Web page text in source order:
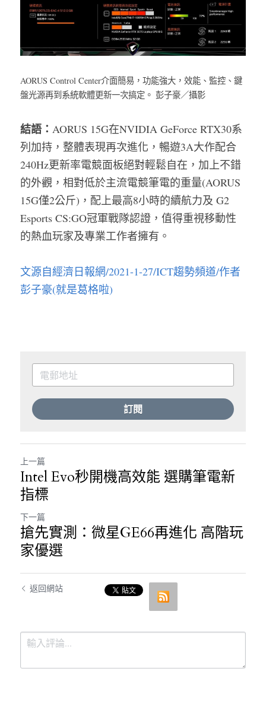
AORUS Control Center介面簡易，功能強大，效能、監控、鍵
盤光源再到系統軟體更新一次搞定。 彭子豪／攝影
結語： AORUS 15G在NVIDIA GeForce RTX30系
列加持，整體表現再次進化，暢遊3A大作配合
240Hz更新率電競面板絕對輕鬆自在，加上不錯
的外觀，相對低於主流電競筆電的重量(AORUS
15G僅2公斤)，配上最高8小時的續航力及 G2
Esports CS:GO冠軍戰隊認證，值得重視移動性
的熱血玩家及專業工作者擁有。
文源自經濟日報網/2021-1-27/ICT趨勢頻道/作者
彭子豪(就是葛格啦)
訂閱
上一篇
Intel Evo秒開機高效能 選購筆電新
指標
下一篇
搶先實測：微星GE66再進化 高階玩
家優選
返回網站